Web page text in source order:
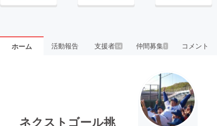
ホーム 活動報告 支援者 14 仲間募集 1 コメント
ネクストゴール挑